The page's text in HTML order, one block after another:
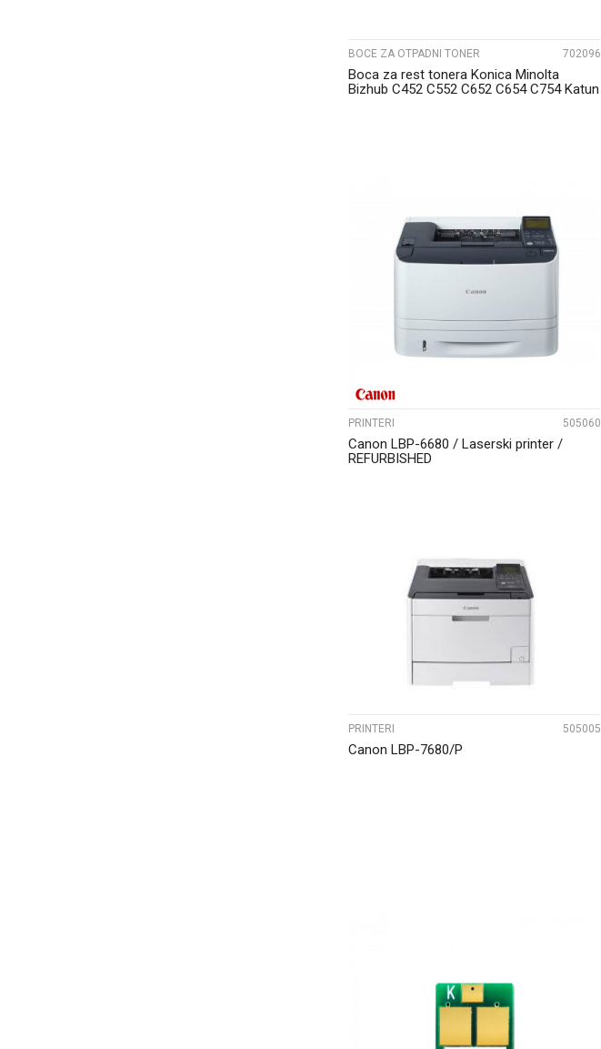
BOCE ZA OTPADNI TONER 702096
Boca za rest tonera Konica Minolta
Bizhub C452 C552 C652 C654 C754 Katun
PRINTERI 505060
Canon LBP-6680 / Laserski printer /
REFURBISHED
UPOREDI
PRINTERI 505005
Canon LBP-7680/P